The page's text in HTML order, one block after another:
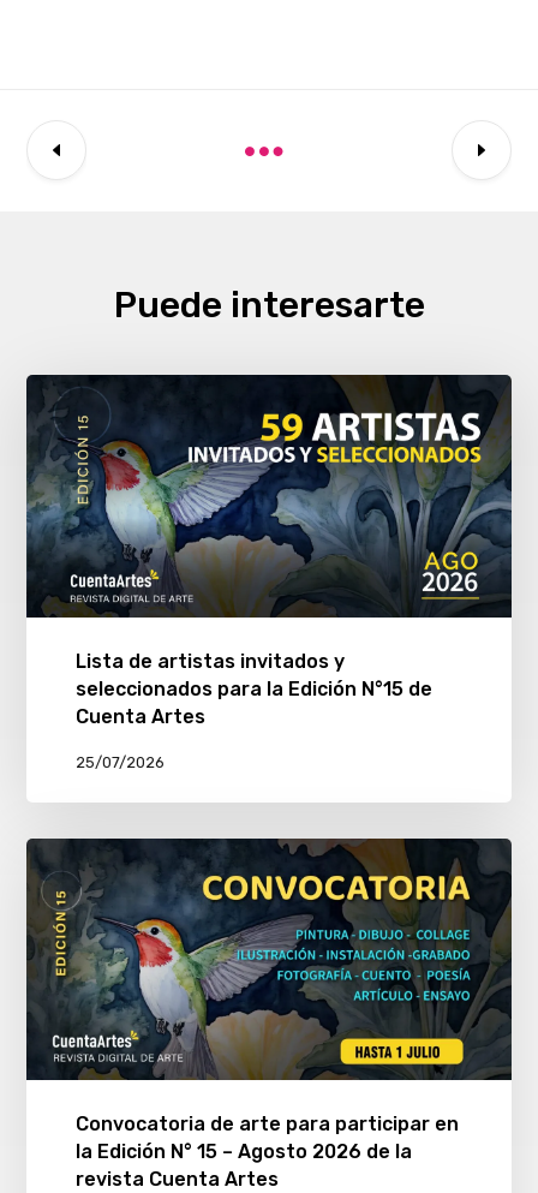
Puede interesarte
Lista de artistas invitados y
seleccionados para la Edición N°15 de
Cuenta Artes
25/07/2026
Convocatoria de arte para participar en
la Edición N° 15 – Agosto 2026 de la
revista Cuenta Artes